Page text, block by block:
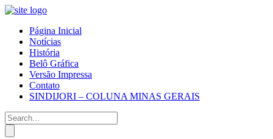
Página Inicial
Notícias
História
Belô Gráfica
Versão Impressa
Contato
SINDIJORI – COLUNA MINAS GERAIS